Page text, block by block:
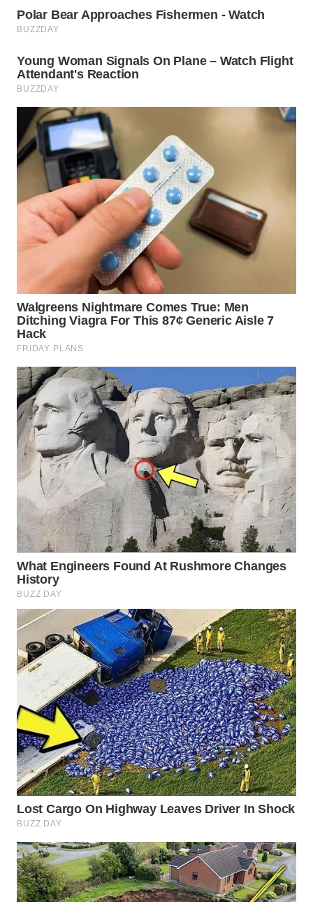
WN
WN
WN
KUNINGAN
WN
MAJALENGKA
WN
WN
SUKABUMI
WN
PRIANGAN
TIMUR
WN
SEMARANG
WN
SOLO
WN
BOROBUDUR
WN
MADURA
SURABAYA
WN
NATUNA
WN
BINTAN
WN
MANDALIKA
WN
LIKUPANG